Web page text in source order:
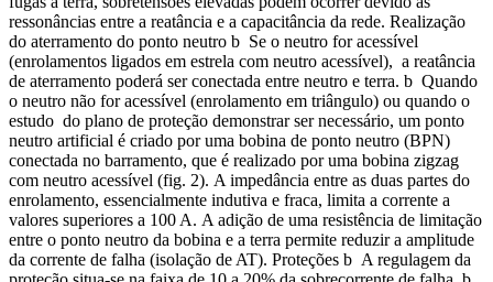
ressonâncias entre a reatância e a capacitância da rede. Realização
do aterramento do ponto neutro b Se o neutro for acessível
(enrolamentos ligados em estrela com neutro acessível), a reatância
de aterramento poderá ser conectada entre neutro e terra. b Quando
o neutro não for acessível (enrolamento em triângulo) ou quando o
estudo do plano de proteção demonstrar ser necessário, um ponto
neutro artificial é criado por uma bobina de ponto neutro (BPN)
conectada no barramento, que é realizado por uma bobina zigzag
com neutro acessível (fig. 2). A impedância entre as duas partes do
enrolamento, essencialmente indutiva e fraca, limita a corrente a
valores superiores a 100 A. A adição de uma resistência de limitação
entre o ponto neutro da bobina e a terra permite reduzir a amplitude
da corrente de falha (isolação de AT). Proteções b A regulagem da